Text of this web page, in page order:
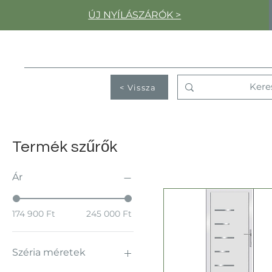
ÚJ NYÍLÁSZÁRÓK >
< Vissza
Termék szűrők
Ár
174 900 Ft 245 000 Ft
Széria méretek